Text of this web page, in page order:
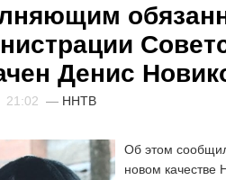
Денис
21:02 — ННТВ
Об этом
новом качестве